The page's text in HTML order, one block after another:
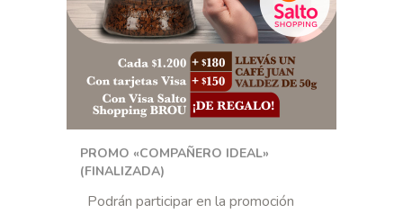
PROMO «COMPAÑERO IDEAL»
(FINALIZADA)
Podrán participar en la promoción